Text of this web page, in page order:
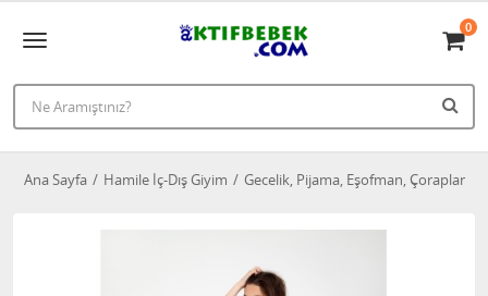
0
Ana Sayfa Hamile İç-Dış Giyim Gecelik, Pijama, Eşofman, Çoraplar